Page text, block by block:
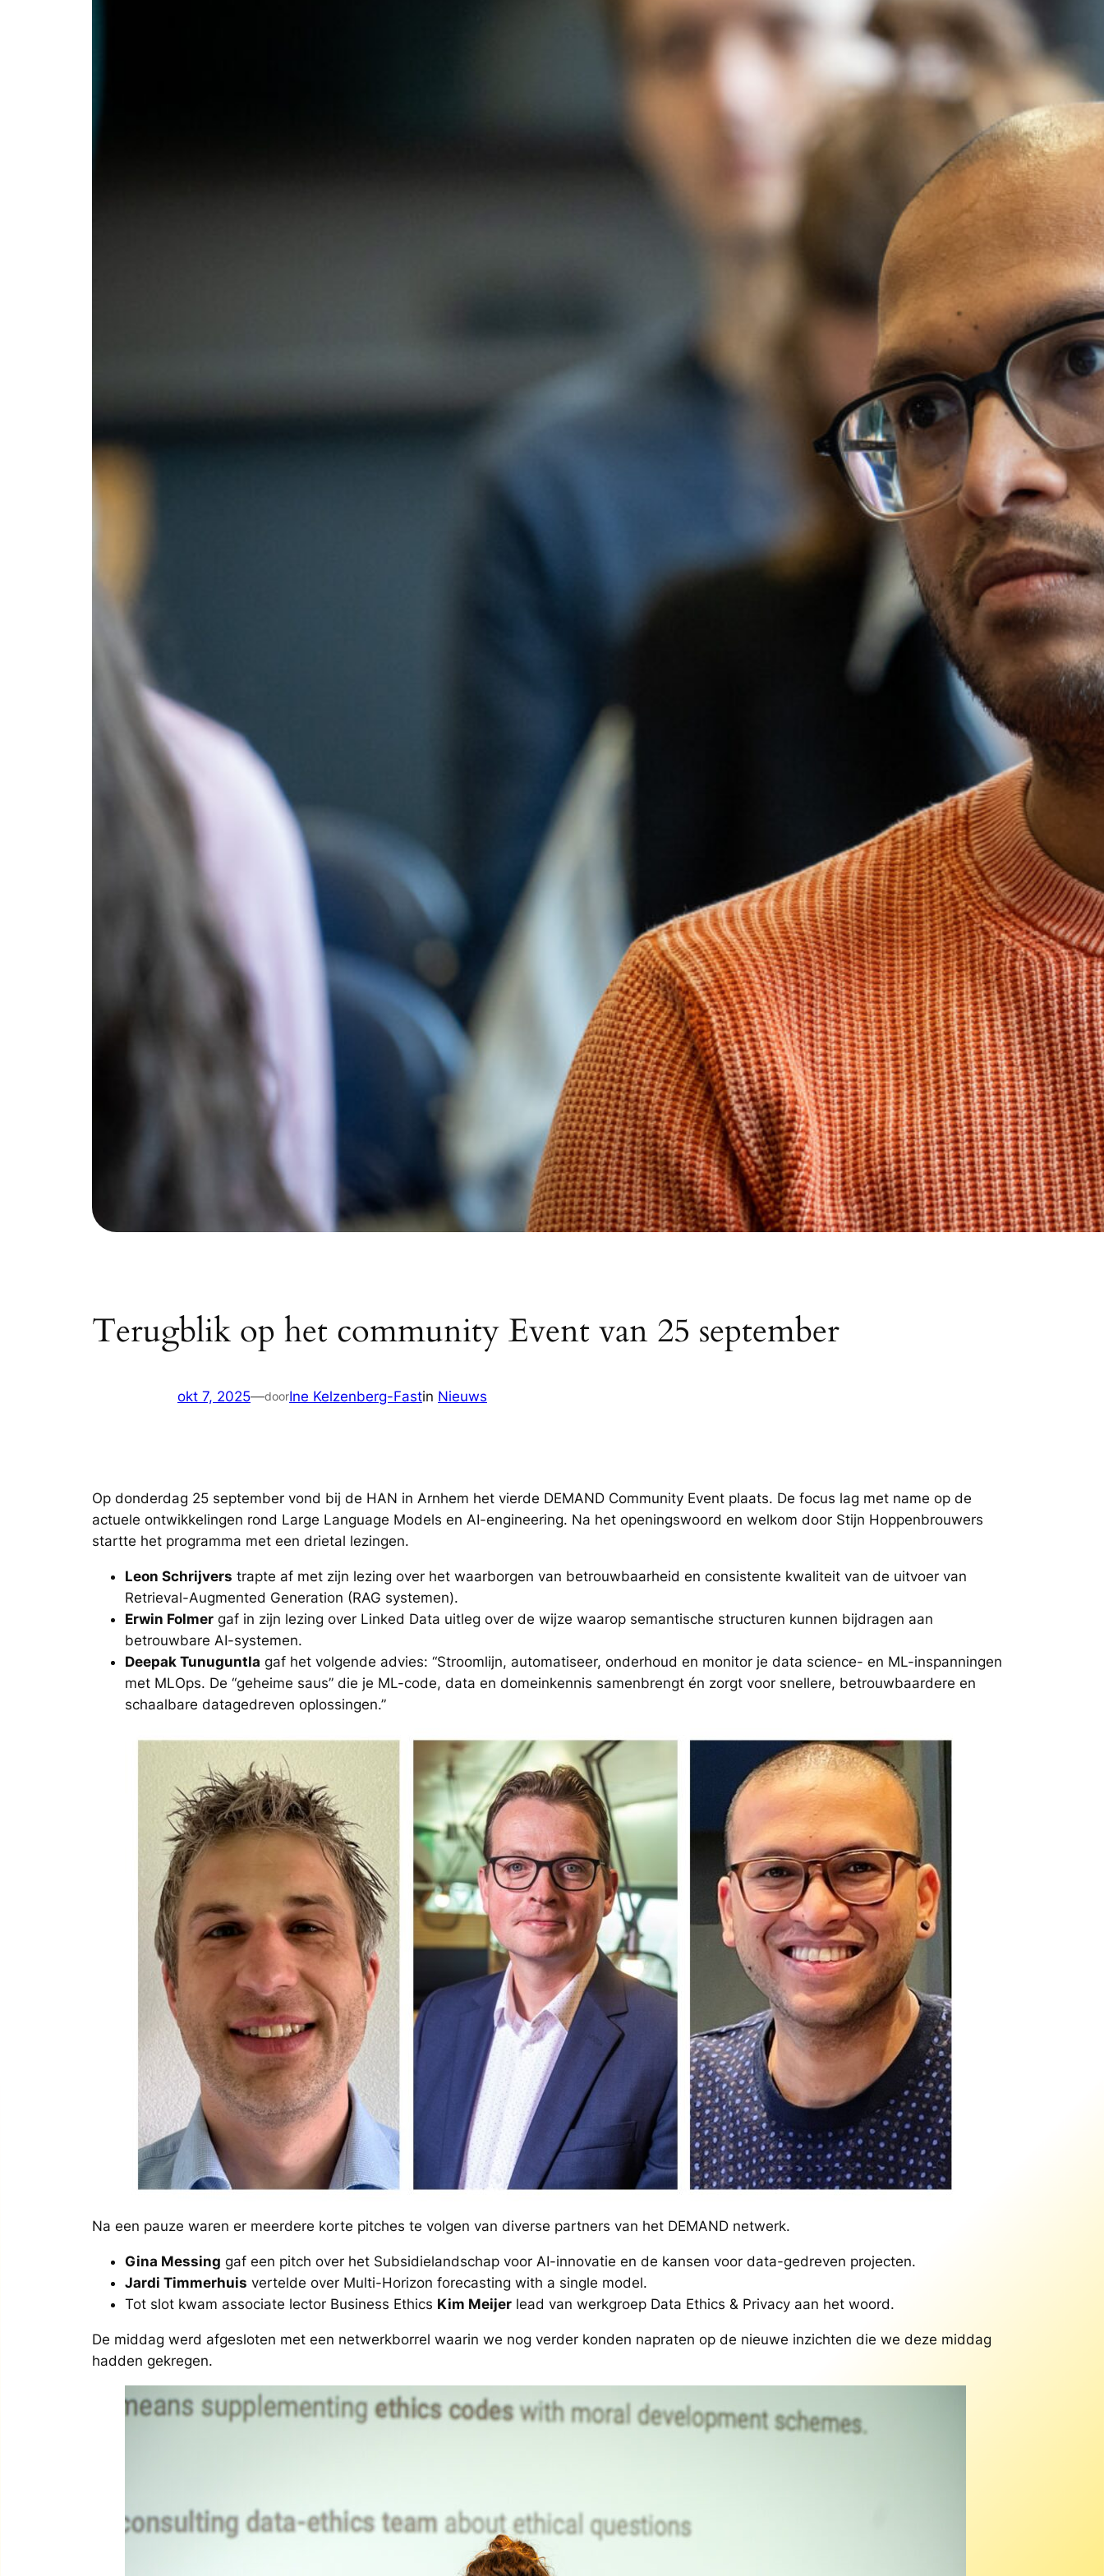
Terugblik op het community Event van 25 september
okt 7, 2025—doorIne Kelzenberg-Fastin Nieuws
Op donderdag 25 september vond bij de HAN in Arnhem het vierde DEMAND Community Event plaats. De focus lag met name op de
actuele ontwikkelingen rond Large Language Models en AI-engineering. Na het openingswoord en welkom door Stijn Hoppenbrouwers
startte het programma met een drietal lezingen.
Leon Schrijvers trapte af met zijn lezing over het waarborgen van betrouwbaarheid en consistente kwaliteit van de uitvoer van
Retrieval-Augmented Generation (RAG systemen).
Erwin Folmer gaf in zijn lezing over Linked Data uitleg over de wijze waarop semantische structuren kunnen bijdragen aan
betrouwbare AI-systemen.
Deepak Tunuguntla gaf het volgende advies: “Stroomlijn, automatiseer, onderhoud en monitor je data science- en ML-inspanningen
met MLOps. De “geheime saus” die je ML-code, data en domeinkennis samenbrengt én zorgt voor snellere, betrouwbaardere en
schaalbare datagedreven oplossingen.”
Na een pauze waren er meerdere korte pitches te volgen van diverse partners van het DEMAND netwerk.
Gina Messing gaf een pitch over het Subsidielandschap voor AI-innovatie en de kansen voor data-gedreven projecten.
Jardi Timmerhuis vertelde over Multi-Horizon forecasting with a single model.
Tot slot kwam associate lector Business Ethics Kim Meijer lead van werkgroep Data Ethics & Privacy aan het woord.
De middag werd afgesloten met een netwerkborrel waarin we nog verder konden napraten op de nieuwe inzichten die we deze middag
hadden gekregen.